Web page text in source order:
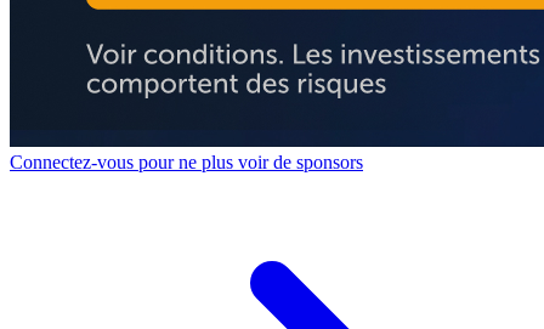
Connectez-vous pour ne plus voir de sponsors